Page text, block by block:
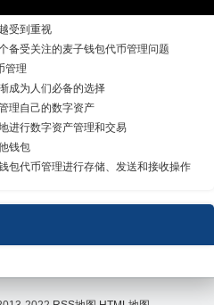
受到重视
备受关注的麦子钱包代币管理问题
管理
成为人们必备的选择
理自己的数字资产
进行数字资产管理和交易
钱包
包代币管理进行存储、发送和接收操作